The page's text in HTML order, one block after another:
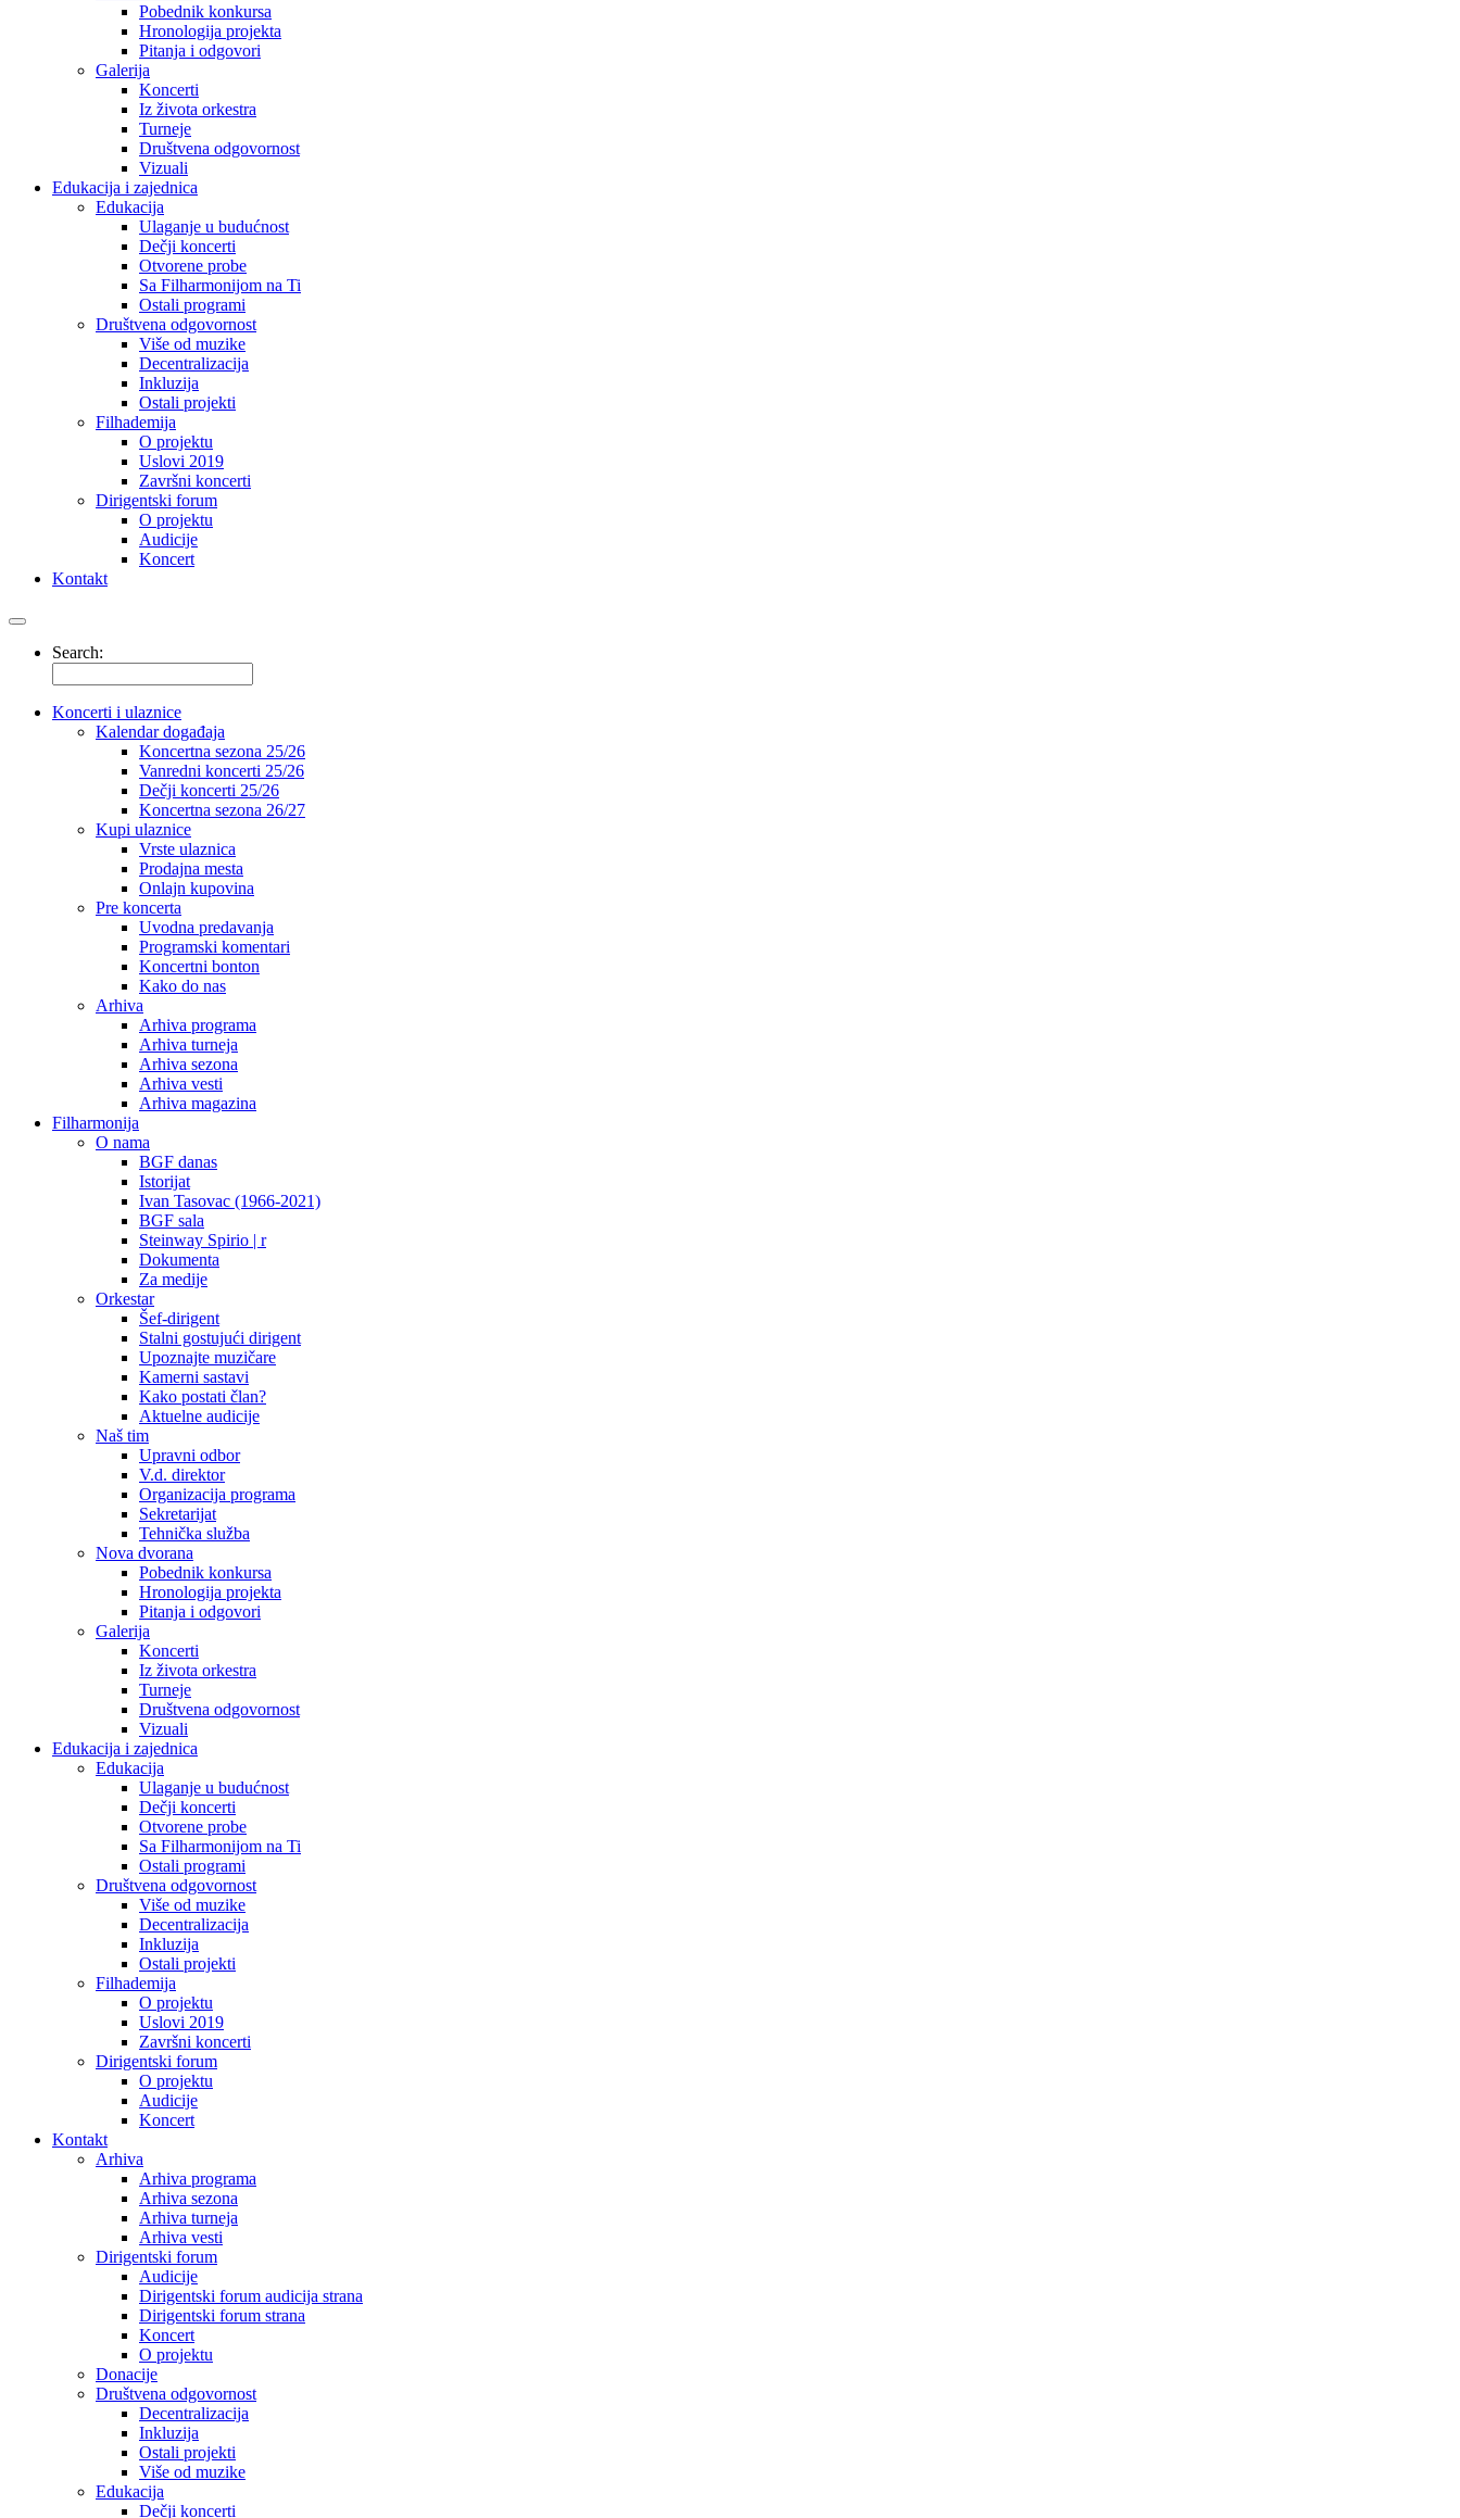
Pobednik konkursa
Hronologija projekta
Pitanja i odgovori
Galerija
Koncerti
Iz života orkestra
Turneje
Društvena odgovornost
Vizuali
Edukacija i zajednica
Edukacija
Ulaganje u budućnost
Dečji koncerti
Otvorene probe
Sa Filharmonijom na Ti
Ostali programi
Društvena odgovornost
Više od muzike
Decentralizacija
Inkluzija
Ostali projekti
Filhademija
O projektu
Uslovi 2019
Završni koncerti
Dirigentski forum
O projektu
Audicije
Koncert
Kontakt
Search:
Koncerti i ulaznice
Kalendar događaja
Koncertna sezona 25/26
Vanredni koncerti 25/26
Dečji koncerti 25/26
Koncertna sezona 26/27
Kupi ulaznice
Vrste ulaznica
Prodajna mesta
Onlajn kupovina
Pre koncerta
Uvodna predavanja
Programski komentari
Koncertni bonton
Kako do nas
Arhiva
Arhiva programa
Arhiva turneja
Arhiva sezona
Arhiva vesti
Arhiva magazina
Filharmonija
O nama
BGF danas
Istorijat
Ivan Tasovac (1966-2021)
BGF sala
Steinway Spirio | r
Dokumenta
Za medije
Orkestar
Šef-dirigent
Stalni gostujući dirigent
Upoznajte muzičare
Kamerni sastavi
Kako postati član?
Aktuelne audicije
Naš tim
Upravni odbor
V.d. direktor
Organizacija programa
Sekretarijat
Tehnička služba
Nova dvorana
Pobednik konkursa
Hronologija projekta
Pitanja i odgovori
Galerija
Koncerti
Iz života orkestra
Turneje
Društvena odgovornost
Vizuali
Edukacija i zajednica
Edukacija
Ulaganje u budućnost
Dečji koncerti
Otvorene probe
Sa Filharmonijom na Ti
Ostali programi
Društvena odgovornost
Više od muzike
Decentralizacija
Inkluzija
Ostali projekti
Filhademija
O projektu
Uslovi 2019
Završni koncerti
Dirigentski forum
O projektu
Audicije
Koncert
Kontakt
Arhiva
Arhiva programa
Arhiva sezona
Arhiva turneja
Arhiva vesti
Dirigentski forum
Audicije
Dirigentski forum audicija strana
Dirigentski forum strana
Koncert
O projektu
Donacije
Društvena odgovornost
Decentralizacija
Inkluzija
Ostali projekti
Više od muzike
Edukacija
Dečji koncerti